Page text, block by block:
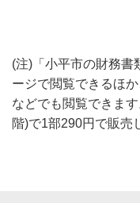
(注)「小平市の財務書
ージで閲覧できるほ
などでも閲覧できま
階)で1部290円で販売